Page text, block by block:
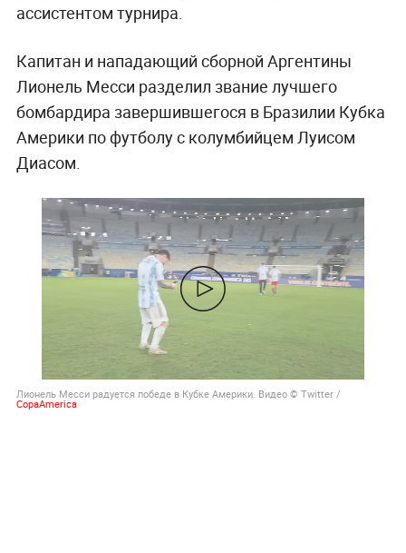
ассистентом турнира.
Капитан и нападающий сборной Аргентины
Лионель Месси разделил звание лучшего
бомбардира завершившегося в Бразилии Кубка
Америки по футболу с колумбийцем Луисом
Диасом.
Лионель Месси радуется победе в Кубке Америки. Видео © Twitter /
CopaAmerica